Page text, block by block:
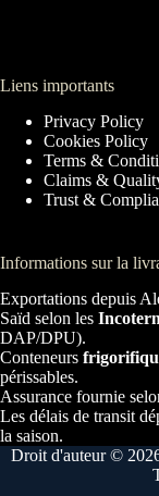
Liens importants
Privacy Policy
Cookies Policy
Terms &
Claims &
Trust &
Informations sur la
Exportations depuis
Saïd selon les
DAP/DPU).
Conteneurs
périssables.
Assurance fournie
Les délais de transit
la saison.
Droit d'auteur ©